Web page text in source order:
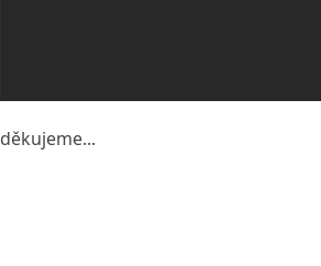
děkujeme...